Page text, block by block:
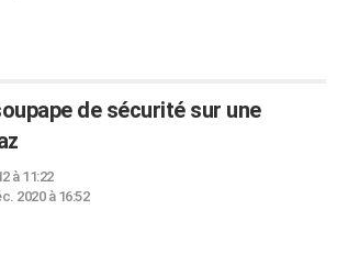
de sécurité sur une
à 11:22
2020 à 16:52